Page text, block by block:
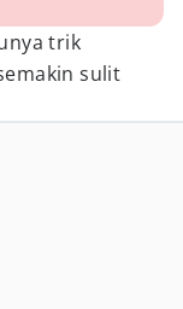
trik
sulit